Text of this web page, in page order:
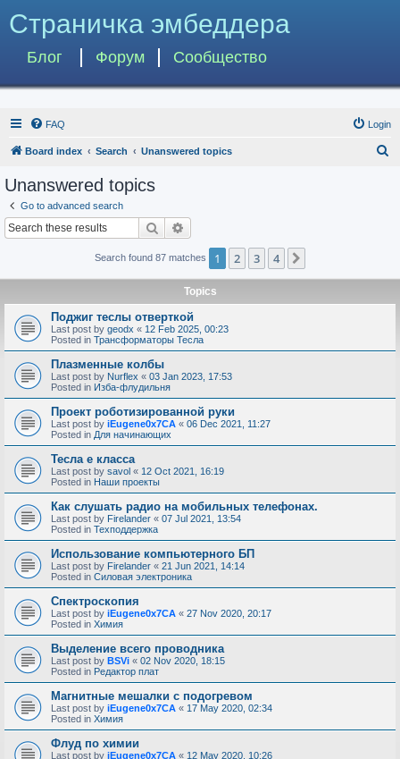
Страничка эмбеддера
Блог Форум Сообщество
FAQ Login
Board index Search Unanswered topics
Unanswered topics
Go to advanced search
Search
Search found 87 matches 1 2 3 4
Topics
Поджиг теслы отверткой
Last post by geodx « 12 Feb 2025, 00:23
Posted in Трансформаторы Тесла
Плазменные колбы
Last post by Nurflex « 03 Jan 2023, 17:53
Posted in Изба-флудильня
Проект роботизированной руки
Last post by iEugene0x7CA « 06 Dec 2021, 11:27
Posted in Для начинающих
Тесла е класса
Last post by savol « 12 Oct 2021, 16:19
Posted in Наши проекты
Как слушать радио на мобильных телефонах.
Last post by Firelander « 07 Jul 2021, 13:54
Posted in Техподдержка
Использование компьютерного БП
Last post by Firelander « 21 Jun 2021, 14:14
Posted in Силовая электроника
Спектроскопия
Last post by iEugene0x7CA « 27 Nov 2020, 20:17
Posted in Химия
Выделение всего проводника
Last post by BSVi « 02 Nov 2020, 18:15
Posted in Редактор плат
Магнитные мешалки с подогревом
Last post by iEugene0x7CA « 17 May 2020, 02:34
Posted in Химия
Флуд по химии
Last post by iEugene0x7CA « 12 May 2020, 10:26